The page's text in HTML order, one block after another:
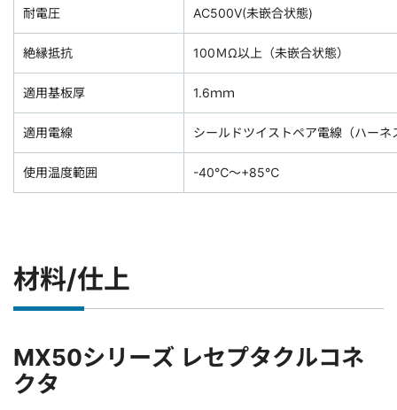
耐電圧 AC500V(未嵌合状態)
絶縁抵抗 100ＭΩ以上（未嵌合状態）
適用基板厚 1.6ｍｍ
適用電線 シールドツイストペア電線（ハーネ
使用温度範囲 -40℃～+85℃
材料/仕上
MX50シリーズ レセプタクルコネ
クタ